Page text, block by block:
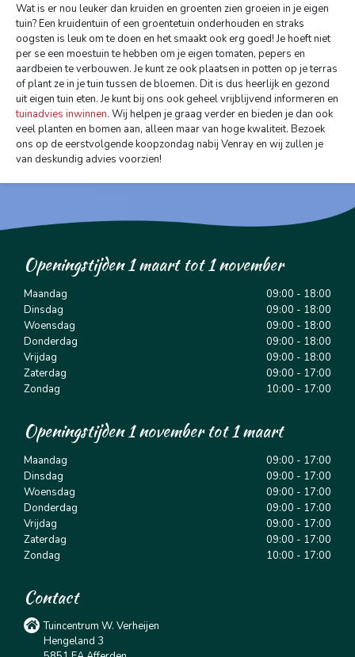
Wat is er nou leuker dan kruiden en groenten zien groeien in je eigen
tuin? Een kruidentuin of een groentetuin onderhouden en straks
oogsten is leuk om te doen en het smaakt ook erg goed! Je hoeft niet
per se een moestuin te hebben om je eigen tomaten, pepers en
aardbeien te verbouwen. Je kunt ze ook plaatsen in potten op je terras
of plant ze in je tuin tussen de bloemen. Dit is dus heerlijk en gezond
uit eigen tuin eten. Je kunt bij ons ook geheel vrijblijvend informeren en
tuinadvies inwinnen. Wij helpen je graag verder en bieden je dan ook
veel planten en bomen aan, alleen maar van hoge kwaliteit. Bezoek
ons op de eerstvolgende koopzondag nabij Venray en wij zullen je
van deskundig advies voorzien!
Openingstijden 1 maart tot 1 november
Maandag
09:00 - 18:00
Dinsdag
09:00 - 18:00
Woensdag
09:00 - 18:00
Donderdag
09:00 - 18:00
Vrijdag
09:00 - 18:00
Zaterdag
09:00 - 17:00
Zondag
10:00 - 17:00
Openingstijden 1 november tot 1 maart
Maandag
09:00 - 17:00
Dinsdag
09:00 - 17:00
Woensdag
09:00 - 17:00
Donderdag
09:00 - 17:00
Vrijdag
09:00 - 17:00
Zaterdag
09:00 - 17:00
Zondag
10:00 - 17:00
Contact
Tuincentrum W. Verheijen
Hengeland 3